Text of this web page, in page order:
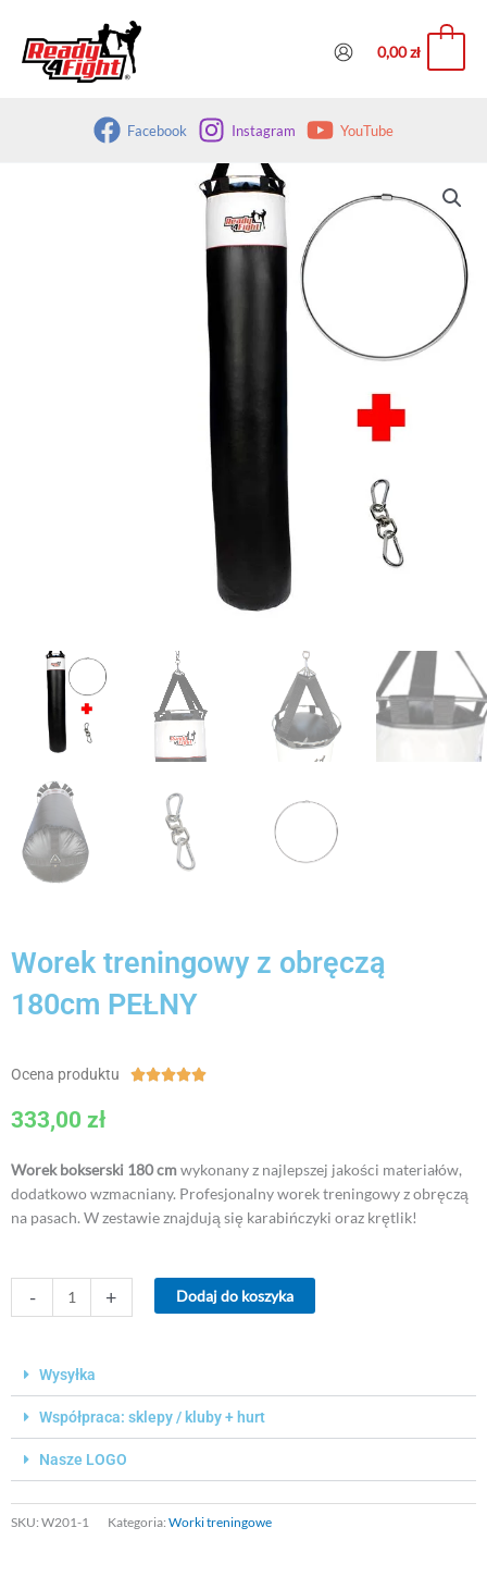
treści
0,00zł
Facebook Instagram YouTube
Worek treningowy z obręczą
180cm PEŁNY
Ocena produktu Ocena
333,00 zł
Worek bokserski 180 cmwykonany z najlepszej jakości materiałów,
dodatkowo wzmacniany. Profesjonalny worek treningowy z obręczą
na pasach. W zestawie znajdują się karabińczyki oraz krętlik!
-
Worek
obręczą
180cm
+ Dodaj do koszyka
Wysyłka
Współpraca: sklepy / kluby + hurt
Nasze LOGO
SKU: W201-1 Kategoria: Worki treningowe